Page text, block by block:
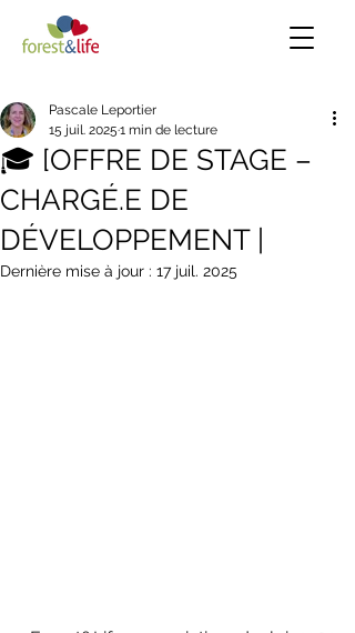
🎓 [OFFRE DE STAGE –
CHARGÉ.E DE
DÉVELOPPEMENT |
Pascale Leportier
15 juil. 2025 1 min de lecture
Dernière mise à jour : 17 juil. 2025